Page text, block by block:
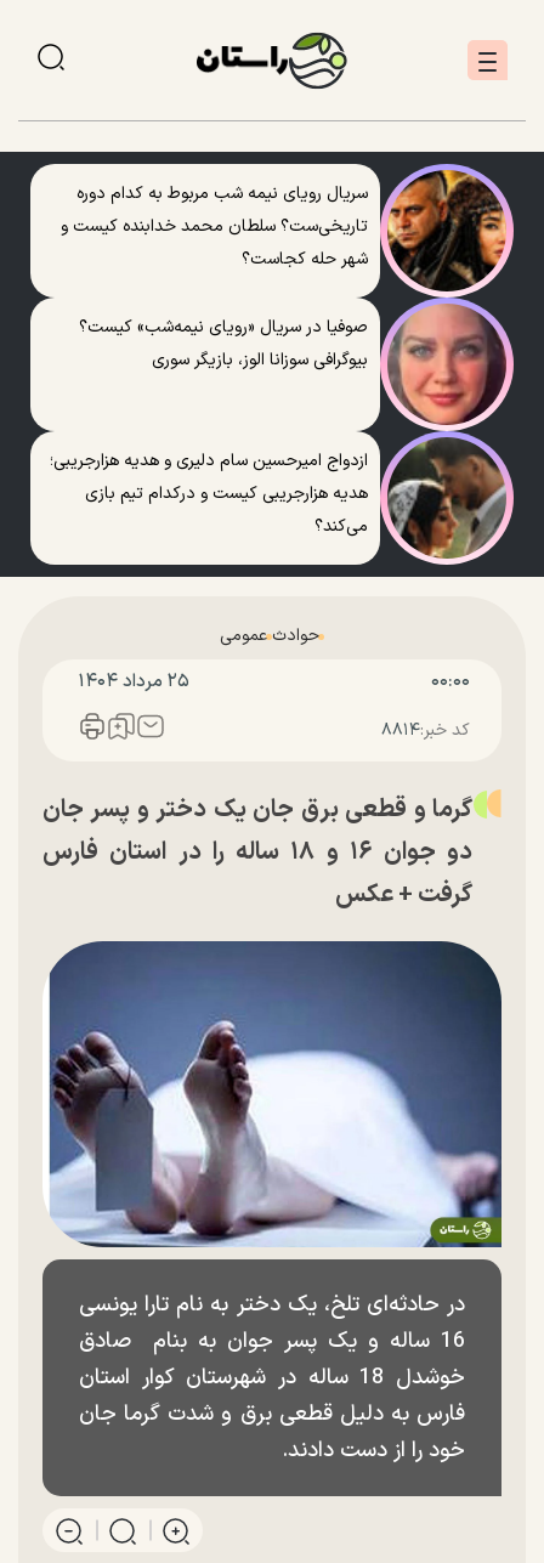
سریال رویای نیمه شب مربوط به کدام دوره
تاریخی‌ست؟ سلطان محمد خدابنده کیست و
شهر حله کجاست؟
صوفیا در سریال «رویای نیمه‌شب» کیست؟
بیوگرافی سوزانا الوز، بازیگر سوری
ازدواج امیرحسین سام دلیری و هدیه هزارجریبی؛
هدیه هزارجریبی کیست و درکدام تیم بازی
می‌کند؟
حوادث عمومی
۰۰:۰۰ ۲۵ مرداد ۱۴۰۴
کد خبر:۸۸۱۴
گرما و قطعی برق جان یک دختر و پسر جان
دو جوان ۱۶ و ۱۸ ساله را در استان فارس
گرفت + عکس
در حادثه‌ای تلخ، یک دختر به نام تارا یونسی
16 ساله و یک پسر جوان به بنام صادق
خوشدل 18 ساله در شهرستان کوار استان
فارس به دلیل قطعی برق و شدت گرما جان
خود را از دست دادند.